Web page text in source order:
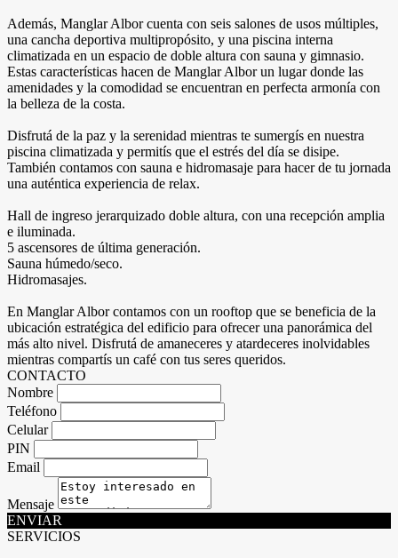
Además, Manglar Albor cuenta con seis salones de usos múltiples,
una cancha deportiva multipropósito, y una piscina interna
climatizada en un espacio de doble altura con sauna y gimnasio.
Estas características hacen de Manglar Albor un lugar donde las
amenidades y la comodidad se encuentran en perfecta armonía con
la belleza de la costa.
Disfrutá de la paz y la serenidad mientras te sumergís en nuestra
piscina climatizada y permitís que el estrés del día se disipe.
También contamos con sauna e hidromasaje para hacer de tu jornada
una auténtica experiencia de relax.
Hall de ingreso jerarquizado doble altura, con una recepción amplia
e iluminada.
5 ascensores de última generación.
Sauna húmedo/seco.
Hidromasajes.
En Manglar Albor contamos con un rooftop que se beneficia de la
ubicación estratégica del edificio para ofrecer una panorámica del
más alto nivel. Disfrutá de amaneceres y atardeceres inolvidables
mientras compartís un café con tus seres queridos.
CONTACTO
Nombre
Teléfono
Celular
PIN
Email
Mensaje
ENVIAR
SERVICIOS